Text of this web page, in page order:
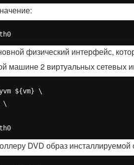
Name:            eth0
физический интерфейс,
машине 2 виртуальных сетевых
${vm} \
\
--bridgeadapter1 eth0
DVD образ